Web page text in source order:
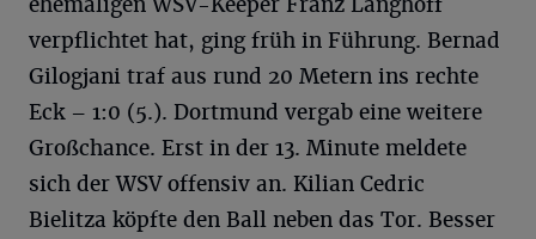
verpflichtet hat, ging früh in Führung. Bernad
Gilogjani traf aus rund 20 Metern ins rechte
Eck – 1:0 (5.). Dortmund vergab eine weitere
Großchance. Erst in der 13. Minute meldete
sich der WSV offensiv an. Kilian Cedric
Bielitza köpfte den Ball neben das Tor. Besser